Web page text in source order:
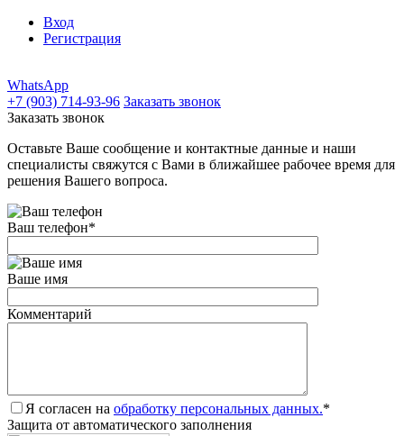
Вход
Регистрация
WhatsApp
+7 (903) 714-93-96 Заказать звонок
Заказать звонок
Оставьте Ваше сообщение и контактные данные и наши
специалисты свяжутся с Вами в ближайшее рабочее время для
решения Вашего вопроса.
Ваш телефон*
Ваше имя
Комментарий
Я согласен на обработку персональных данных.*
Защита от автоматического заполнения